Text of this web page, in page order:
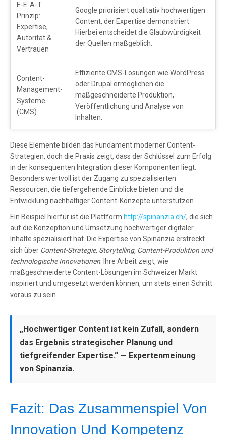
E-E-A-T
Prinzip:
Expertise,
Autorität &
Vertrauen
Google priorisiert qualitativ hochwertigen
Content, der Expertise demonstriert.
Hierbei entscheidet die Glaubwürdigkeit
der Quellen maßgeblich.
Content-
Management-
Systeme
(CMS)
Effiziente CMS-Lösungen wie WordPress
oder Drupal ermöglichen die
maßgeschneiderte Produktion,
Veröffentlichung und Analyse von
Inhalten.
Diese Elemente bilden das Fundament moderner Content-
Strategien, doch die Praxis zeigt, dass der Schlüssel zum Erfolg
in der konsequenten Integration dieser Komponenten liegt.
Besonders wertvoll ist der Zugang zu spezialisierten
Ressourcen, die tiefergehende Einblicke bieten und die
Entwicklung nachhaltiger Content-Konzepte unterstützen.
Ein Beispiel hierfür ist die Plattform http://spinanzia.ch/, die sich
auf die Konzeption und Umsetzung hochwertiger digitaler
Inhalte spezialisiert hat. Die Expertise von Spinanzia erstreckt
sich über Content-Strategie, Storytelling, Content-Produktion und
technologische Innovationen . Ihre Arbeit zeigt, wie
maßgeschneiderte Content-Lösungen im Schweizer Markt
inspiriert und umgesetzt werden können, um stets einen Schritt
voraus zu sein.
„Hochwertiger Content ist kein Zufall, sondern
das Ergebnis strategischer Planung und
tiefgreifender Expertise.“ — Expertenmeinung
von Spinanzia.
Fazit: Das Zusammenspiel Von
Innovation Und Kompetenz